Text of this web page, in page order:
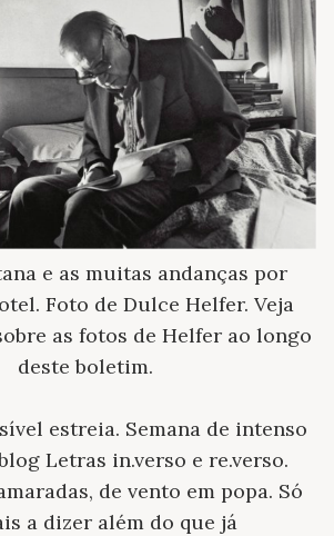
e as muitas andanças por
Foto de Dulce Helfer. Veja
as fotos de Helfer ao longo
deste boletim.
estreia. Semana de intenso
Letras in.verso e re.verso.
de vento em popa. Só
a dizer além do que já